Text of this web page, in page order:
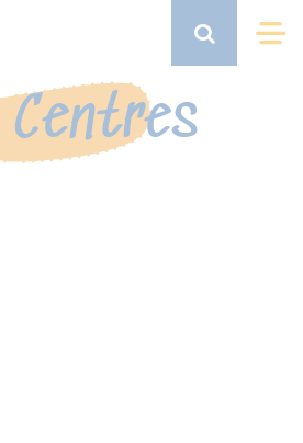
principal
Search
Centres